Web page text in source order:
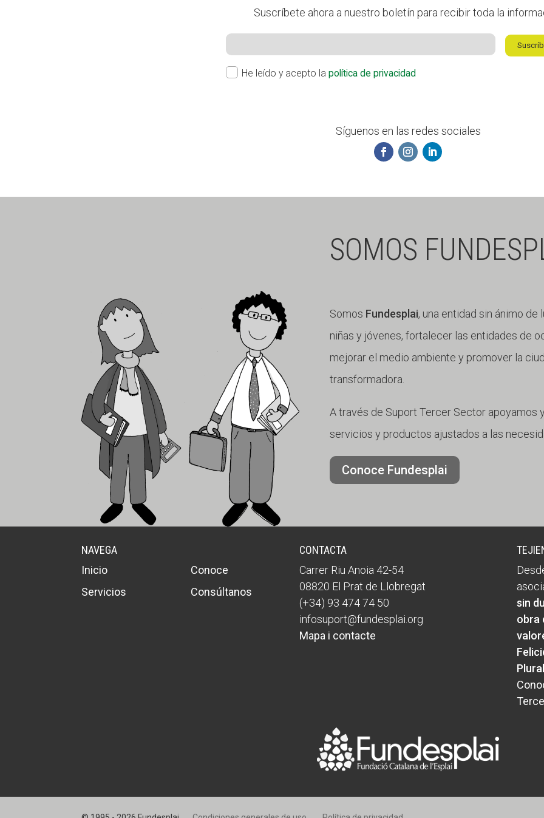
Suscríbete ahora a nuestro boletín para recibir toda la
He leído y acepto la política de privacidad
Síguenos en las redes sociales
SOMOS
Somos Fundesplai, una entidad sin ánimo
niñas y jóvenes, fortalecer las entidades de
mejorar el medio ambiente y promover la
transformadora.
A través de Suport Tercer Sector
servicios y productos ajustados a las
Conoce Fundesplai
NAVEGA
Inicio
Conoce
Servicios
Consúltanos
CONTACTA
Carrer Riu Anoia 42-54
08820 El Prat de Llobregat
(+34) 93 474 74 50
infosuport@fundesplai.org
Mapa i contacte
sin
obra